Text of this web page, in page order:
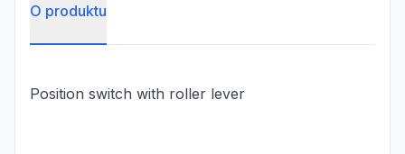
O produktu
Position switch with roller lever